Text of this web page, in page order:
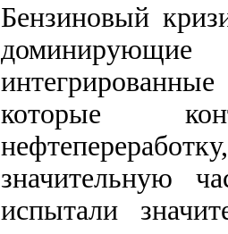
Бензиновый
которые
значительную
испытали